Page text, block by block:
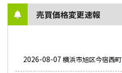
売買価格変更速報
2026-08-07 横浜市旭区今宿西町